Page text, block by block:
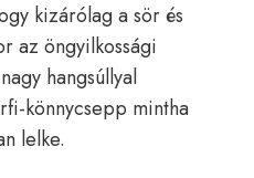
kizárólag a sör és
az öngyilkossági
hangsúllyal
könnycsepp mintha
lelke.